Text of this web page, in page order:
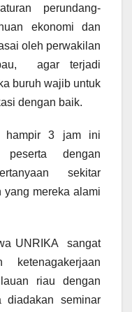
perundang-
ekonomi dan
oleh perwakilan
agar terjadi
buruh wajib untuk
dengan baik.
hampir 3 jam ini
dengan
sekitar
yang mereka alami
UNRIKA sangat
ketenagakerjaan
riau dengan
diadakan seminar